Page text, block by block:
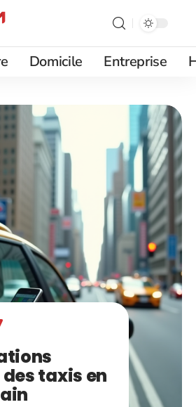
Domicile Entreprise
taxis en